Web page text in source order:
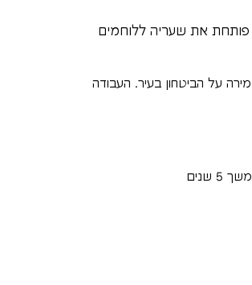
פותחת את שעריה ללוחמים
על הביטחון בעיר. העבודה